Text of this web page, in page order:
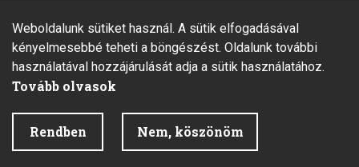
Weboldalunk sütiket használ. A sütik elfogadásával
kényelmesebbé teheti a böngészést. Oldalunk további
használatával hozzájárulását adja a sütik használatához.
Tovább olvasok
Rendben Nem, köszönöm